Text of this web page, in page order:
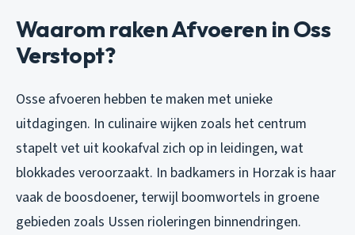
Waarom raken Afvoeren in Oss
Verstopt?
Osse afvoeren hebben te maken met unieke
uitdagingen. In culinaire wijken zoals het centrum
stapelt vet uit kookafval zich op in leidingen, wat
blokkades veroorzaakt. In badkamers in Horzak is haar
vaak de boosdoener, terwijl boomwortels in groene
gebieden zoals Ussen rioleringen binnendringen.